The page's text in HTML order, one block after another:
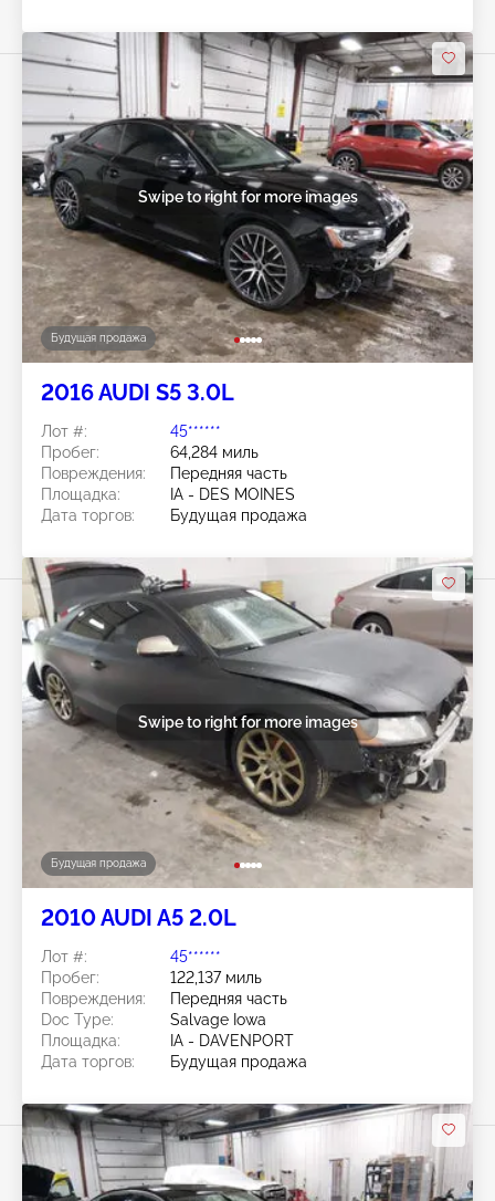
Будущая продажа
Swipe to right for more images
2016 AUDI S5 3.0L
Лот #:
45******
Пробег:
64,284 миль
Повреждения:
Передняя часть
Площадка:
IA - DES MOINES
Дата торгов:
Будущая продажа
Будущая продажа
Swipe to right for more images
2010 AUDI A5 2.0L
Лот #:
45******
Пробег:
122,137 миль
Повреждения:
Передняя часть
Doc Type:
Salvage Iowa
Площадка:
IA - DAVENPORT
Дата торгов:
Будущая продажа